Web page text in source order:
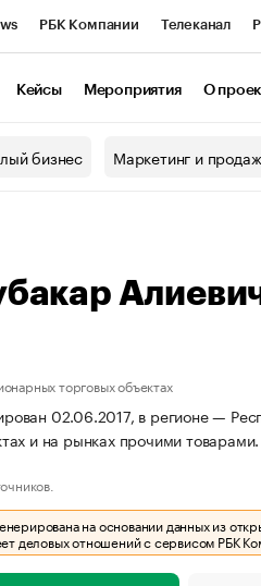
РБК Компании Телеканал
Кейсы Мероприятия О
бизнес Маркетинг и
торговых объектах
02.06.2017, в регионе —
и на рынках прочими
на основании данных из
деловых отношений с сервисом РБК